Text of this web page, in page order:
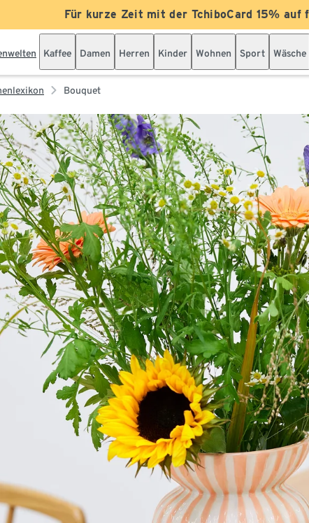
Für kurze Zeit mit der TchiboCard 15%
Kaffee Damen Herren Kinder Wohnen Sport Wäsche
Bouquet